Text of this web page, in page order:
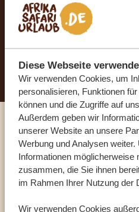
Diese Webseite
Wir verwenden Cookies, um
personalisieren, Funktionen
können und die Zugriffe auf
Außerdem geben wir
unserer Website an unsere
Werbung und Analysen
Informationen möglicherweise
zusammen, die Sie ihnen
im Rahmen Ihrer Nutzung der
Wir verwenden Cookies
KOSTENLOS UND
Sprechen
UNSERE EXPERTEN